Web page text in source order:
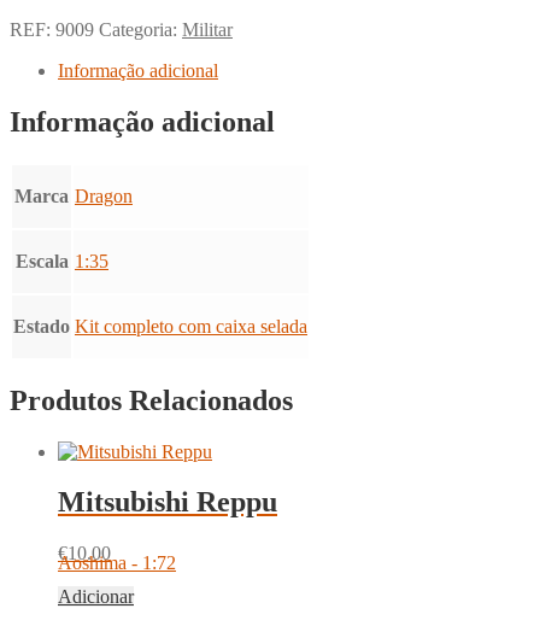
REF: 9009 Categoria: Militar
Informação adicional
Informação adicional
Marca Dragon
Escala 1:35
Estado Kit completo com caixa selada
Produtos Relacionados
Mitsubishi Reppu
€10.00
Aoshima - 1:72
Adicionar